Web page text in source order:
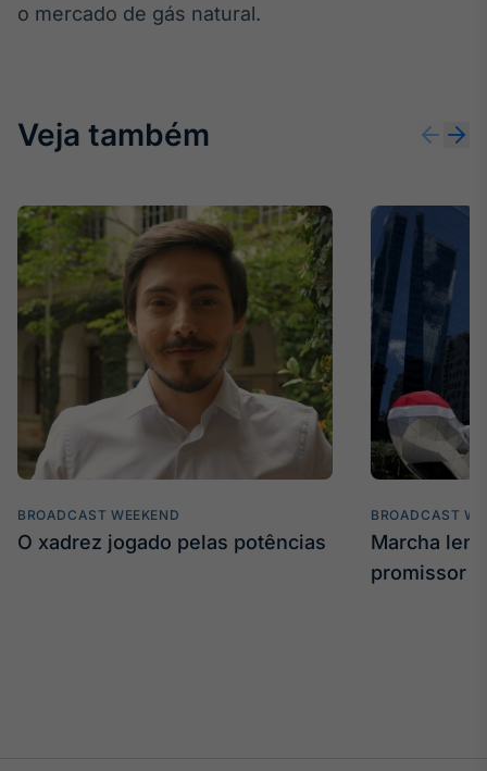
o mercado de gás natural.
Veja também
BROADCAST WEEKEND
O xadrez jogado pelas potências
BROADCAST
Marcha
promissor